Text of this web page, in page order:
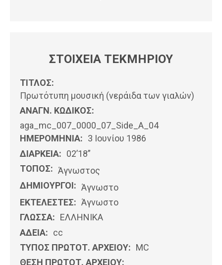
ΣΤΟΙΧΕΙΑ ΤΕΚΜΗΡΙΟΥ
ΤΙΤΛΟΣ:
Πρωτότυπη μουσική (νεράιδα των γιαλών)
ΑΝΑΓΝ. ΚΩΔΙΚΟΣ:
aga_mc_007_0000_07_Side_A_04
ΗΜΕΡΟΜΗΝΊΑ: 3 Ιουνίου 1986
ΔΙΑΡΚΕΙΑ: 02’18”
ΤΟΠΟΣ: Άγνωστος
ΔΗΜΙΟΥΡΓΟΙ: Άγνωστο
ΕΚΤΕΛΕΣΤΕΣ: Άγνωστο
ΓΛΩΣΣΑ: ΕΛΛΗΝΙΚΆ
ΑΔΕΙΑ: cc
ΤΥΠΟΣ ΠΡΩΤΟΤ. ΑΡΧΕΙΟΥ: MC
ΘΕΣΗ ΠΡΩΤΟΤ. ΑΡΧΕΙΟΥ: